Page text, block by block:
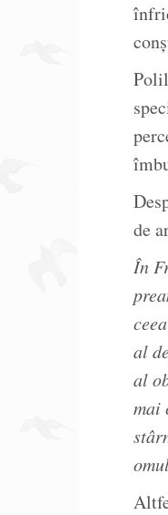
de
În
al
al
mai